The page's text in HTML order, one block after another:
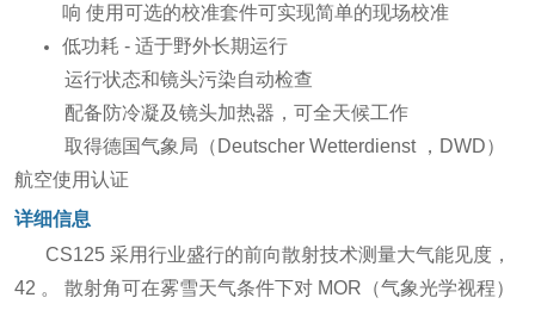
响 使用可选的校准套件可实现简单的现场校准
低功耗 - 适于野外长期运行
运行状态和镜头污染自动检查
配备防冷凝及镜头加热器，可全天候工作
取得德国气象局（Deutscher Wetterdienst ，DWD）
航空使用认证
详细信息
CS125 采用行业盛行的前向散射技术测量大气能见度，
42 。 散射角可在雾雪天气条件下对 MOR（气象光学视程）